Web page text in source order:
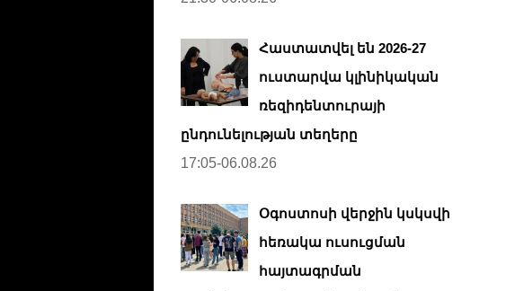
Հաստատվել են 2026-27
ուստարվա կլինիկական
ռեզիդենտուրայի
ընդունելության տեղերը
17:05-06.08.26
Օգոստոսի վերջին կսկսվի
հեռակա ուսուցման
հայտագրման